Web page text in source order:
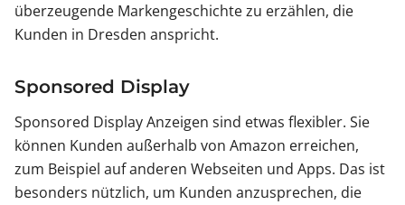
überzeugende Markengeschichte zu erzählen, die
Kunden in Dresden anspricht.
Sponsored Display
Sponsored Display Anzeigen sind etwas flexibler. Sie
können Kunden außerhalb von Amazon erreichen,
zum Beispiel auf anderen Webseiten und Apps. Das ist
besonders nützlich, um Kunden anzusprechen, die